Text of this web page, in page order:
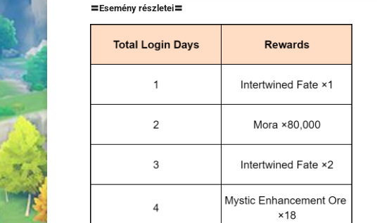
〓Esemény részletei〓